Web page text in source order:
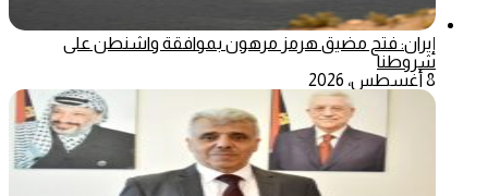
إيران: فتح مضيق هرمز مرهون بموافقة واشنطن على
شروطنا
8 أغسطس، 2026